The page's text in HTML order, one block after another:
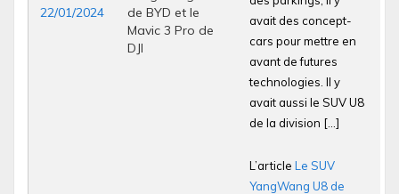
22/01/2024
de BYD et le
Mavic 3 Pro de
DJI
avait des concept-
cars pour mettre en
avant de futures
technologies. Il y
avait aussi le SUV U8
de la division […]
L’article Le SUV
YangWang U8 de